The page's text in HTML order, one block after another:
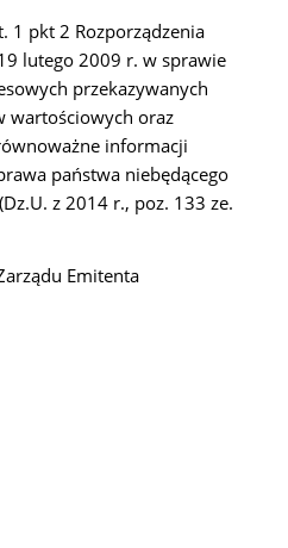
1 pkt 2 Rozporządzenia
lutego 2009 r. w sprawie
przekazywanych
wartościowych oraz
informacji
państwa niebędącego
z 2014 r., poz. 133 ze.
Emitenta